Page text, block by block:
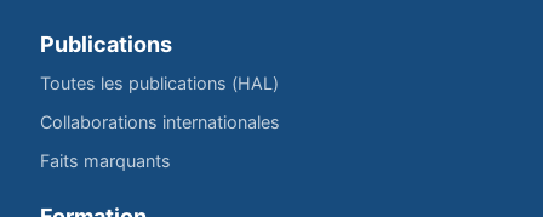
Publications
Toutes les publications (HAL)
Collaborations internationales
Faits marquants